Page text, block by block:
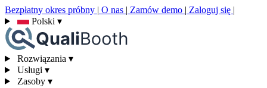
Bezpłatny okres próbny | O nas | Zamów demo | Zaloguj się |
Polski ▾
Rozwiązania ▾
Usługi ▾
Zasoby ▾